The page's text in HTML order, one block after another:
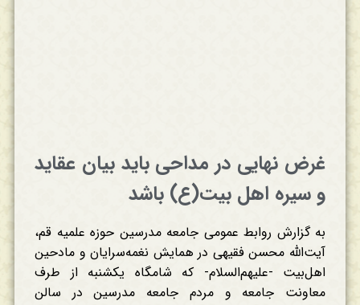
غرض نهایی در مداحی باید بیان عقاید
و سیره اهل بیت(ع) باشد
به گزارش روابط عمومی جامعه مدرسین حوزه علمیه قم،
آیت‌الله محسن فقیهی در همایش نغمه‌سرایان و مادحین
اهل‌بیت -علیهم‌السلام- که شامگاه یکشنبه از طرف
معاونت جامعه و مردم جامعه مدرسین در سالن